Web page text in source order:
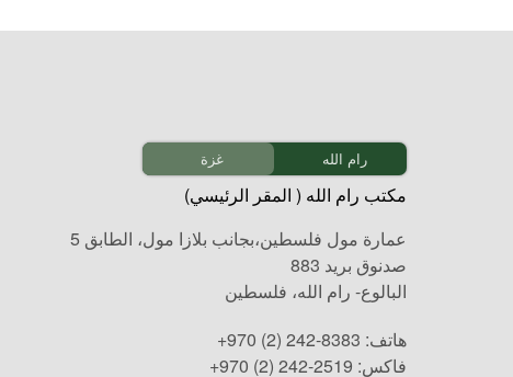
رام الله غزة
مكتب رام الله ( المقر الرئيسي)
عمارة مول فلسطين،بجانب بلازا مول، الطابق 5
صدنوق بريد 883
البالوع- رام الله، فلسطين
هاتف: +970 (2) 242-8383
فاكس: +970 (2) 242-2519